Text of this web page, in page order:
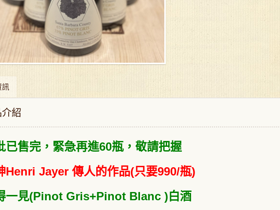
訊
紹
已售完，緊急再進60瓶，敬請把握
Henri Jayer 傳人的作品(只要990/瓶)
一見(Pinot Gris+Pinot Blanc )白酒